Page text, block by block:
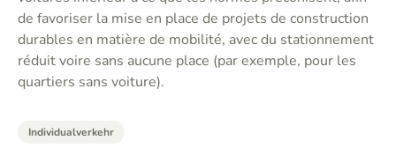
de favoriser la mise en place de projets de construction
durables en matière de mobilité, avec du stationnement
réduit voire sans aucune place (par exemple, pour les
quartiers sans voiture).
Individualverkehr